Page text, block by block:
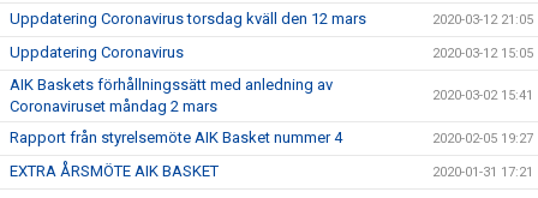
Uppdatering Coronavirus torsdag kväll den 12 mars 2020-03-12 21:05
Uppdatering Coronavirus 2020-03-12 15:05
AIK Baskets förhållningssätt med anledning av
Coronaviruset måndag 2 mars
2020-03-02 15:41
Rapport från styrelsemöte AIK Basket nummer 4 2020-02-05 19:27
EXTRA ÅRSMÖTE AIK BASKET 2020-01-31 17:21